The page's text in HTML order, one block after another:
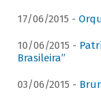
17/06/2015 -
10/06/2015 -
Brasileira”
03/06/2015 -